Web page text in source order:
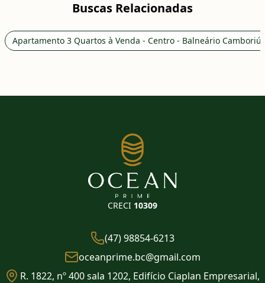
Buscas Relacionadas
Apartamento 3 Quartos à Venda - Centro - Balneário Camboriú/
CRECI 10309
(47) 98854-6213
oceanprime.bc@gmail.com
R. 1822, nº 400 sala 1202, Edifício Ciaplan Empresarial,